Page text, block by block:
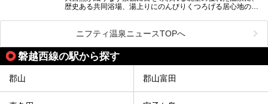
歴史ある共同浴場、湯上りにのんびりくつろげる居心地のい
スーパー銭湯など、多種多様な温浴施設が割拠する福島県。
今回は、そんな福島県にある温浴施設のなかから、筆者が
「一度訪ねてみたい」と気になっている魅力的な施設を5件
ピックアップして紹介します。
※2021/07/21時点の情報です。
ニフティ温泉ニュースTOPへ
磐越西線の駅から探す
郡山 郡山富田